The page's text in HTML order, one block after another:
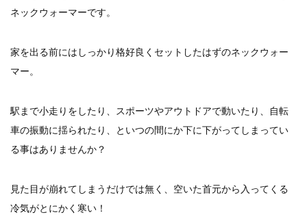
ネックウォーマーです。
家を出る前にはしっかり格好良くセットしたはずのネックウォー
マー。
駅まで小走りをしたり、スポーツやアウトドアで動いたり、自転
車の振動に揺られたり、といつの間にか下に下がってしまってい
る事はありませんか？
見た目が崩れてしまうだけでは無く、空いた首元から入ってくる
冷気がとにかく寒い！